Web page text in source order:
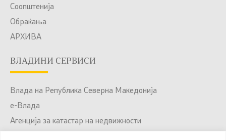
Соопштенија
Обраќања
АРХИВА
ВЛАДИНИ СЕРВИСИ
Влада на Република Северна Македонија
е-Влада
Агенција за катастар на недвижности